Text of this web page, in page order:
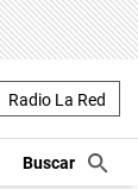
Radio La Red